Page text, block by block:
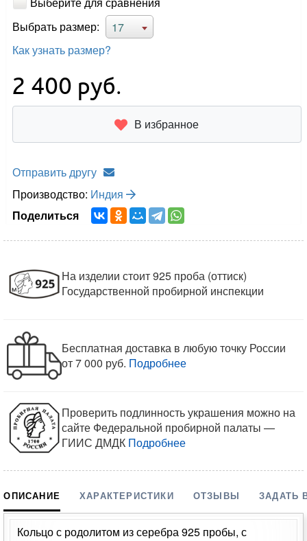
Выбрать размер:
17
Как узнать размер?
2 400 руб.
В избранное
Отправить другу
Производство: Индия
Поделиться
На изделии стоит 925 проба (оттиск)
Государственной пробирной инспекции
Бесплатная доставка в любую точку России
от 7 000 руб. Подробнее
Проверить подлинность украшения можно на
сайте Федеральной пробирной палаты —
ГИИС ДМДК Подробнее
ОПИСАНИЕ ХАРАКТЕРИСТИКИ ОТЗЫВЫ ЗАДАТЬ
Кольцо с родолитом из серебра 925 пробы, с